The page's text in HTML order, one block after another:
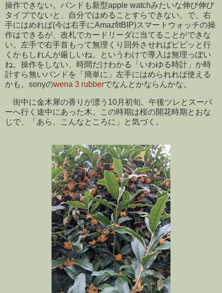
操作できない。バンドも新型apple watchみたいな伸び伸び
タイプでないと、自分ではめることすらできない。で、右
手にはめれば(今は右手にAmazfitBIP)スマートウォッチの操
作はできるが、改札でカードリーダに当てることができな
い。左手で右手首もって無理くり回外させればピピッと行
くかもしれんが厳しいね。というわけで導入は無理っぽい
ね。操作をしない、時間だけわかる「いわゆる時計」か時
計すら無いバンドを「簡単に」左手にはめられれば使える
かも。sonyのwena 3 rubberでなんとかならんかな。
街中に金木犀の香りが漂う10月初旬。午後ツレとスーパ
ーへ行く途中にあった木。この時期は桜の開花時期とおな
じで、「あら、こんなところに」と気づく。